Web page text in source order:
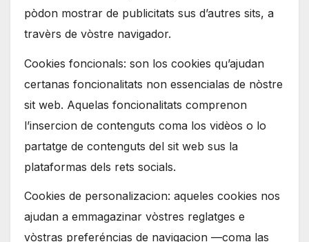
pòdon mostrar de publicitats sus d’autres sits, a
travèrs de vòstre navigador.
Cookies foncionals: son los cookies qu’ajudan
certanas foncionalitats non essencialas de nòstre
sit web. Aquelas foncionalitats comprenon
l’insercion de contenguts coma los vidèos o lo
partatge de contenguts del sit web sus la
plataformas dels rets socials.
Cookies de personalizacion: aqueles cookies nos
ajudan a emmagazinar vòstres reglatges e
vòstras preferéncias de navigacion —coma las